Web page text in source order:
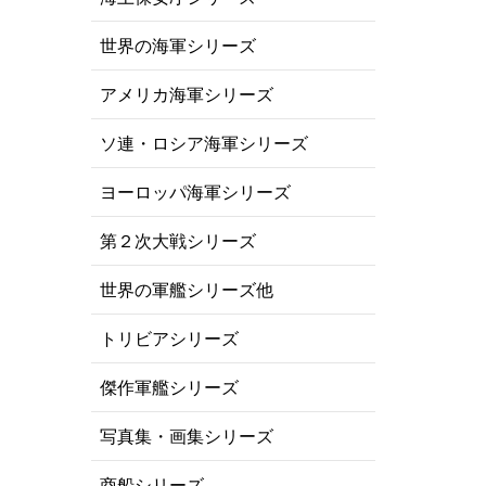
世界の海軍シリーズ
アメリカ海軍シリーズ
ソ連・ロシア海軍シリーズ
ヨーロッパ海軍シリーズ
第２次大戦シリーズ
世界の軍艦シリーズ他
トリビアシリーズ
傑作軍艦シリーズ
写真集・画集シリーズ